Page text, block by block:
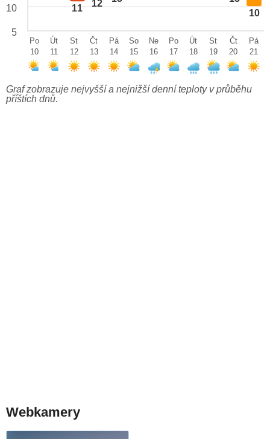
11 12
10
10
5
Po
10
Út
11
St
12
Čt
13
Pá
14
So
15
Ne
16
Po
17
Út
18
St
19
Čt
20
Pá
21
Graf zobrazuje nejvyšší a nejnižší denní teploty v průběhu
příštích dnů.
Webkamery